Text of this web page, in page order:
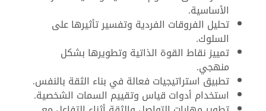
الأساسية.
تحليل الفروقات الفردية وتفسير تأثيرها على
السلوك.
تمييز نقاط القوة الذاتية وتطويرها بشكل
منهجي.
تطبيق استراتيجيات فعالة في بناء الثقة بالنفس.
استخدام أدوات قياس وتقييم السمات الشخصية.